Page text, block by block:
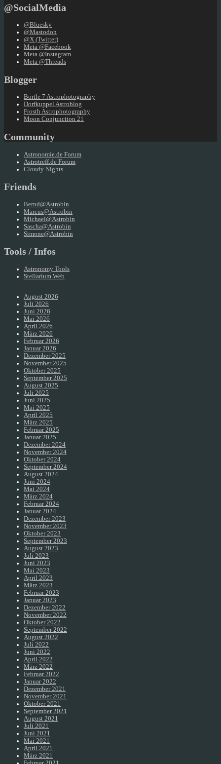
@SocialMedia
@Bluesky
@Mastodon
@X (Twitter)
Meta @Facebook
Meta @Instagram
Meta @Threads
Blogger
Bortle 7 Astrophotography
Dorfkuppel Astroblog
Frosth Astrophotography
Moon Conjunction 21
Community
Astronomie.de Forum
Astrotreff.de Forum
Cloudy Nights
Friends
Bernd@Astrobin
Marcus@Astrobin
Michael@Astrobin
Sascha@Astrobin
Simone@Astrobin
Tools / Infos
Astronomy Tools
Stellarium Web
August 2026
Juli 2026
Juni 2026
Mai 2026
April 2026
März 2026
Februar 2026
Januar 2026
Dezember 2025
November 2025
Oktober 2025
September 2025
August 2025
Juli 2025
Juni 2025
Mai 2025
April 2025
März 2025
Februar 2025
Januar 2025
Dezember 2024
November 2024
Oktober 2024
September 2024
August 2024
Juni 2024
Mai 2024
März 2024
Februar 2024
Januar 2024
Dezember 2023
November 2023
Oktober 2023
September 2023
August 2023
Juli 2023
Juni 2023
Mai 2023
April 2023
März 2023
Februar 2023
Januar 2023
Dezember 2022
November 2022
Oktober 2022
September 2022
August 2022
Juli 2022
Juni 2022
April 2022
März 2022
Februar 2022
Januar 2022
Dezember 2021
November 2021
Oktober 2021
September 2021
August 2021
Juli 2021
Juni 2021
Mai 2021
April 2021
März 2021